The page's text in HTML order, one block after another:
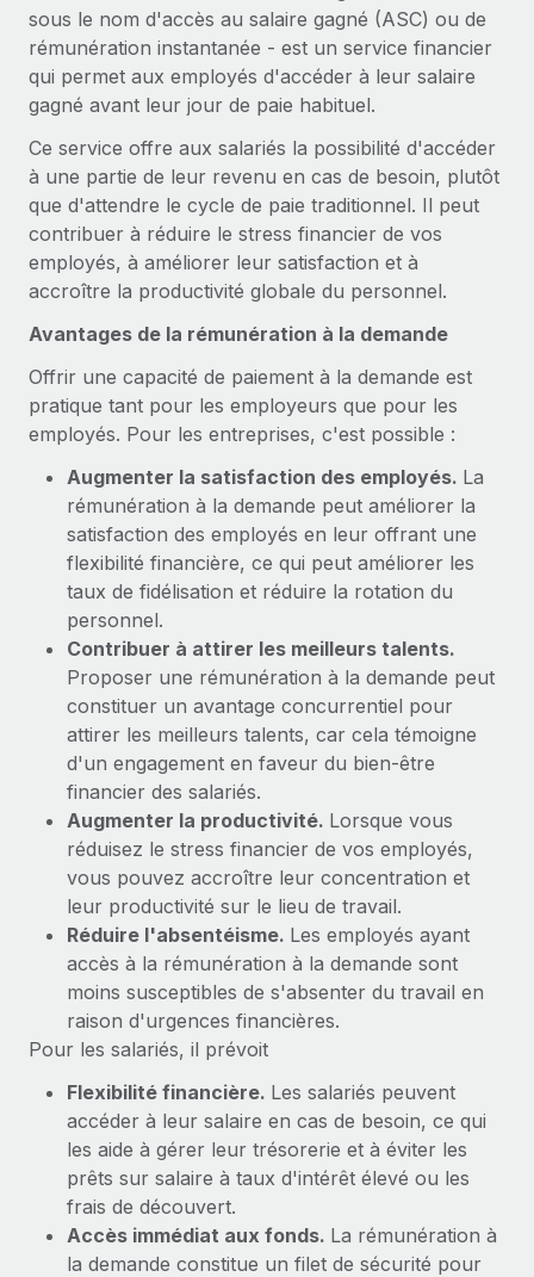
Gestion des freelances
Intégrez et gérez vos freelances partout dans le monde
PEO
Sous-traitez les opérations complexes liées à l’emploi
INFRASTRUCTURE
Intégration Remote
Intégrez vos RH aux flux de travail en toute simplicité
Plateforme
Des fonctions RH clés intégrées pour votre équipe
Connecter
Nouveau
Connectez n'importe quel outil d’IA à Remote grâce à
notre MCP
Rationalisez vos processus avec des outils essentiels
SERVICES
Demandez aux experts
Recevez des conseils d’experts sur les RH à
l’international et la conformité
Contrôles d’antécédents
Simplifiez vos processus de présélection des
candidats
Remote Watchtower
Gardez un temps d’avance sur les risques en
Gestion des appareils
Achetez et suivez vos équipements informatiques
dans le monde entier
Création d’entité
Établissez des entités rapidement et en toute
conformité
Mobilité et déménagement international
Comparer Remote
Examinez notre service par rapport aux autres
Des solutions agiles et internationales pour les RH et la
paie des entreprises en pleine croissance
Entreprises intermédiaires
Développez vos équipes avec des solutions RH sur
mesure
Entreprise
Les RH à l’international pour les grandes entreprises
TRAVAILLONS ENSEMBLE
Partenaires stratégiques de la tech
Intégrez les RH à l’international de manière flexible
Devenir partenaire
Explorez avec nous vos opportunités de partenariat
Remote Build
Bientôt disponible
Conseil en intégrations et automatisations assistées par
l’IA
ÉTUDES DE CAS
pays
Calculateur de paiement des freelances
Découvrez les devises disponibles et les vitesses de
APPRENDRE AVEC REMOTE
Études de cas
Glossaire RH
Checklists et modèles
Descriptions de postes
Webinaires
Événements
Salle de presse
Données sur les salaires et les talents
Centre de ressources
Obtenir de l’aide
Voir toutes les ressources
Paie multipays
EOR et PEO
Gestion des freelances
Taxes
Explorer le blog
BLOG
Mises à jour des produits de Remote :
Intégrations Gusto et Xero et Gestion des
Nederlands
Français
Deutsch
Español
Italiano
Português (Portugal)
日本語
한국어
中文（简体）
Connexion
sous le nom d'accès au salaire gagné (ASC) ou de
rémunération instantanée - est un service financier
qui permet aux employés d'accéder à leur salaire
gagné avant leur jour de paie habituel.
Ce service offre aux salariés la possibilité d'accéder
à une partie de leur revenu en cas de besoin, plutôt
que d'attendre le cycle de paie traditionnel. Il peut
contribuer à réduire le stress financier de vos
employés, à améliorer leur satisfaction et à
accroître la productivité globale du personnel.
Avantages de la rémunération à la demande
Offrir une capacité de paiement à la demande est
pratique tant pour les employeurs que pour les
employés. Pour les entreprises, c'est possible :
Augmenter la satisfaction des employés. La
rémunération à la demande peut améliorer la
satisfaction des employés en leur offrant une
flexibilité financière, ce qui peut améliorer les
taux de fidélisation et réduire la rotation du
personnel.
Contribuer à attirer les meilleurs talents.
Proposer une rémunération à la demande peut
constituer un avantage concurrentiel pour
attirer les meilleurs talents, car cela témoigne
d'un engagement en faveur du bien-être
financier des salariés.
Augmenter la productivité. Lorsque vous
réduisez le stress financier de vos employés,
vous pouvez accroître leur concentration et
leur productivité sur le lieu de travail.
Réduire l'absentéisme. Les employés ayant
accès à la rémunération à la demande sont
moins susceptibles de s'absenter du travail en
raison d'urgences financières.
Pour les salariés, il prévoit
Flexibilité financière. Les salariés peuvent
accéder à leur salaire en cas de besoin, ce qui
les aide à gérer leur trésorerie et à éviter les
prêts sur salaire à taux d'intérêt élevé ou les
frais de découvert.
Accès immédiat aux fonds. La rémunération à
la demande constitue un filet de sécurité pour